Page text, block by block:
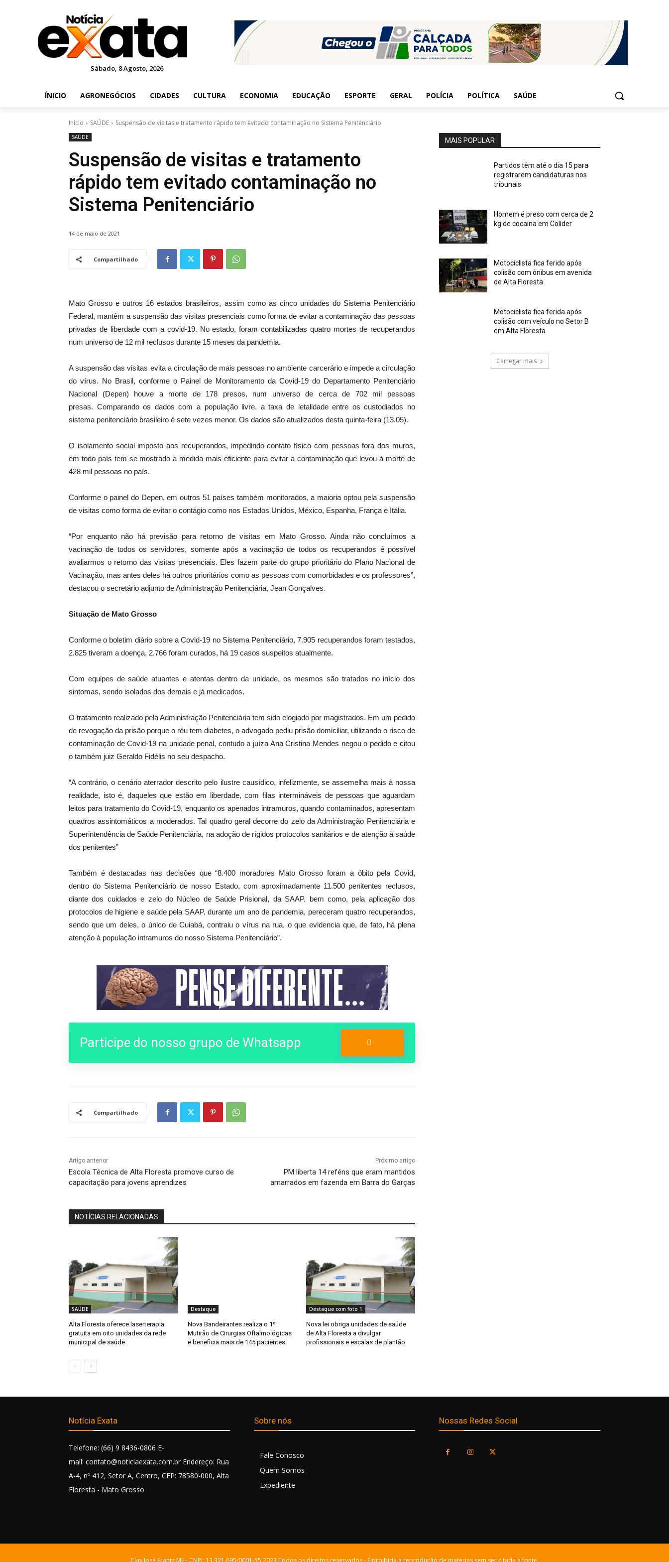
Sábado, 8 Agosto, 2026
ÍNICIO AGRONEGÓCIOS CIDADES CULTURA ECONOMIA EDUCAÇÃO ESPORTE GERAL POLÍCIA POLÍTICA SAÚDE
Início SAÚDE Suspensão de visitas e tratamento rápido tem evitado contaminação no Sistema Penitenciário
SAÚDE
Suspensão de visitas e tratamento
rápido tem evitado contaminação no
Sistema Penitenciário
14 de maio de 2021
Compartilhado
Mato Grosso e outros 16 estados brasileiros, assim como as cinco unidades do Sistema Penitenciário
Federal, mantêm a suspensão das visitas presenciais como forma de evitar a contaminação das pessoas
privadas de liberdade com a covid-19. No estado, foram contabilizadas quatro mortes de recuperandos
num universo de 12 mil reclusos durante 15 meses da pandemia.
A suspensão das visitas evita a circulação de mais pessoas no ambiente carcerário e impede a circulação
do vírus. No Brasil, conforme o Painel de Monitoramento da Covid-19 do Departamento Penitenciário
Nacional (Depen) houve a morte de 178 presos, num universo de cerca de 702 mil pessoas
presas. Comparando os dados com a população livre, a taxa de letalidade entre os custodiados no
sistema penitenciário brasileiro é sete vezes menor. Os dados são atualizados desta quinta-feira (13.05).
O isolamento social imposto aos recuperandos, impedindo contato físico com pessoas fora dos muros,
em todo país tem se mostrado a medida mais eficiente para evitar a contaminação que levou à morte de
428 mil pessoas no país.
Conforme o painel do Depen, em outros 51 países também monitorados, a maioria optou pela suspensão
de visitas como forma de evitar o contágio como nos Estados Unidos, México, Espanha, França e Itália.
“Por enquanto não há previsão para retorno de visitas em Mato Grosso. Ainda não concluímos a
vacinação de todos os servidores, somente após a vacinação de todos os recuperandos é possível
avaliarmos o retorno das visitas presenciais. Eles fazem parte do grupo prioritário do Plano Nacional de
Vacinação, mas antes deles há outros prioritários como as pessoas com comorbidades e os professores”,
destacou o secretário adjunto de Administração Penitenciária, Jean Gonçalves.
Situação de Mato Grosso
Conforme o boletim diário sobre a Covid-19 no Sistema Penitenciário, 7.905 recuperandos foram testados,
2.825 tiveram a doença, 2.766 foram curados, há 19 casos suspeitos atualmente.
Com equipes de saúde atuantes e atentas dentro da unidade, os mesmos são tratados no início dos
sintomas, sendo isolados dos demais e já medicados.
O tratamento realizado pela Administração Penitenciária tem sido elogiado por magistrados. Em um pedido
de revogação da prisão porque o réu tem diabetes, o advogado pediu prisão domiciliar, utilizando o risco de
contaminação de Covid-19 na unidade penal, contudo a juíza Ana Cristina Mendes negou o pedido e citou
o também juiz Geraldo Fidélis no seu despacho.
“A contrário, o cenário aterrador descrito pelo ilustre causídico, infelizmente, se assemelha mais à nossa
realidade, isto é, daqueles que estão em liberdade, com filas intermináveis de pessoas que aguardam
leitos para tratamento do Covid-19, enquanto os apenados intramuros, quando contaminados, apresentam
quadros assintomáticos a moderados. Tal quadro geral decorre do zelo da Administração Penitenciária e
Superintendência de Saúde Penitenciária, na adoção de rígidos protocolos sanitários e de atenção à saúde
dos penitentes”
Também é destacadas nas decisões que “8.400 moradores Mato Grosso foram a óbito pela Covid,
dentro do Sistema Penitenciário de nosso Estado, com aproximadamente 11.500 penitentes reclusos,
diante dos cuidados e zelo do Núcleo de Saúde Prisional, da SAAP, bem como, pela aplicação dos
protocolos de higiene e saúde pela SAAP, durante um ano de pandemia, pereceram quatro recuperandos,
sendo que um deles, o único de Cuiabá, contraiu o vírus na rua, o que evidencia que, de fato, há plena
atenção à população intramuros do nosso Sistema Penitenciário”.
Participe do nosso grupo de Whatsapp
Compartilhado
Artigo anterior
Escola Técnica de Alta Floresta promove curso de
capacitação para jovens aprendizes
Próximo artigo
PM liberta 14 reféns que eram mantidos
amarrados em fazenda em Barra do Garças
NOTÍCIAS RELACIONADAS
SAÚDE
Alta Floresta oferece laserterapia
gratuita em oito unidades da rede
municipal de saúde
Destaque
Nova Bandeirantes realiza o 1º
Mutirão de Cirurgias Oftalmológicas
e beneficia mais de 145 pacientes
Destaque com foto 1
Nova lei obriga unidades de saúde
de Alta Floresta a divulgar
profissionais e escalas de plantão
MAIS POPULAR
Partidos têm até o dia 15 para
registrarem candidaturas nos
tribunais
Homem é preso com cerca de 2
kg de cocaína em Colíder
Motociclista fica ferido após
colisão com ônibus em avenida
de Alta Floresta
Motociclista fica ferida após
colisão com veículo no Setor B
em Alta Floresta
Carregar mais
Notícia Exata
Telefone: (66) 9 8436-0806 E-
mail: contato@noticiaexata.com.br Endereço: Rua
A-4, nº 412, Setor A, Centro, CEP: 78580-000, Alta
Floresta - Mato Grosso
Sobre nós
Fale Conosco
Quem Somos
Expediente
Nossas Redes Social